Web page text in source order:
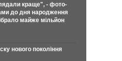
краще", - фото-
до дня народження
майже мільйон
нового покоління